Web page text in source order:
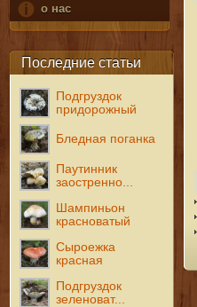
о нас
Последние статьи
Подгруздок
придорожный
Бледная поганка
Паутинник
заостренно...
Шампиньон
красноватый
Сыроежка
красная
Подгруздок
зеленоват...